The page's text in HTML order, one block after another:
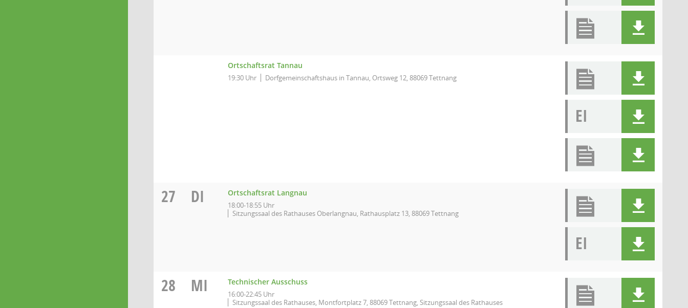
Ortschaftsrat Tannau
19:30 Uhr Dorfgemeinschaftshaus in Tannau, Ortsweg 12, 88069 Tettnang
EI
27 DI Ortschaftsrat Langnau
18:00-18:55 Uhr
Sitzungssaal des Rathauses Oberlangnau, Rathausplatz 13, 88069 Tettnang
EI
28 MI Technischer Ausschuss
16:00-22:45 Uhr
Sitzungssaal des Rathauses, Montfortplatz 7, 88069 Tettnang, Sitzungssaal des Rathauses